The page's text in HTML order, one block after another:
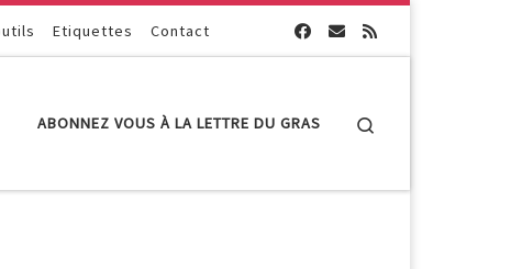
Etiquettes Contact
ABONNEZ VOUS À LA LETTRE DU GRAS